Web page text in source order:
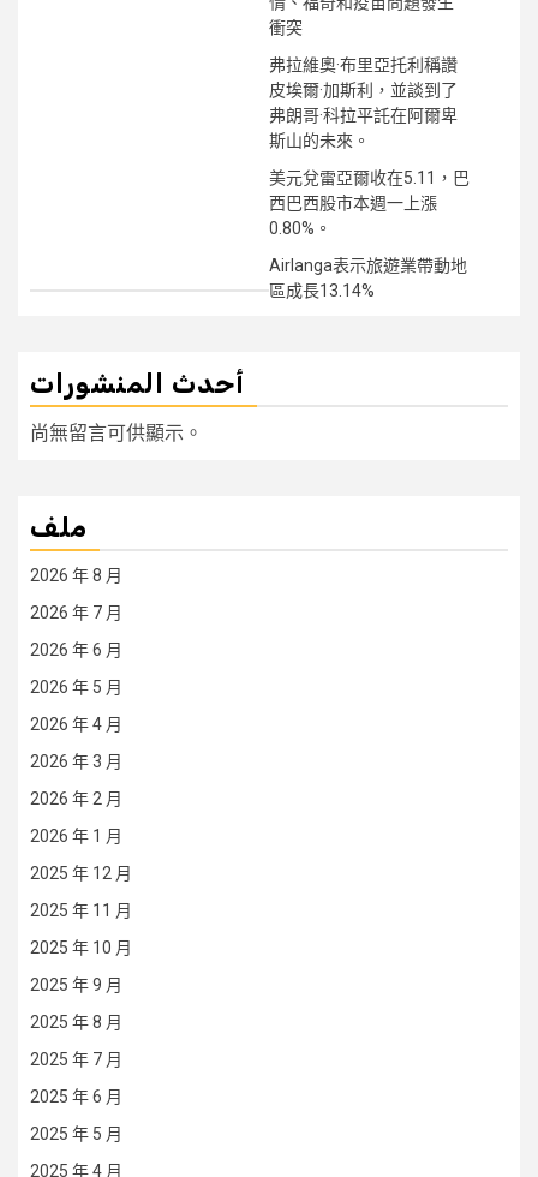
衝突
弗拉維奧·布里亞托利稱讚
皮埃爾·加斯利，並談到了
弗朗哥·科拉平託在阿爾卑
斯山的未來。
美元兌雷亞爾收在5.11，巴
西巴西股市本週一上漲
0.80%。
Airlanga表示旅遊業帶動地
區成長13.14%
أحدث المنشورات
尚無留言可供顯示。
ملف
2026 年 8 月
2026 年 7 月
2026 年 6 月
2026 年 5 月
2026 年 4 月
2026 年 3 月
2026 年 2 月
2026 年 1 月
2025 年 12 月
2025 年 11 月
2025 年 10 月
2025 年 9 月
2025 年 8 月
2025 年 7 月
2025 年 6 月
2025 年 5 月
2025 年 4 月